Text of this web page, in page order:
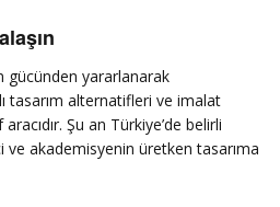
gücünden yararlanarak
tasarım alternatifleri ve imalat
Şu an Türkiye’de belirli
akademisyenin üretken tasarıma